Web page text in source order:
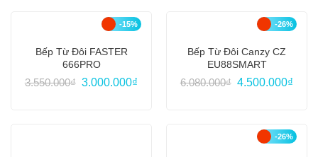
-15%
Bếp Từ Đôi FASTER
666PRO
3.550.000₫ Giá
3.000.000₫
-26%
Bếp Từ Đôi Canzy CZ
EU88SMART
6.080.000₫ Giá
4.500.000₫
-26%